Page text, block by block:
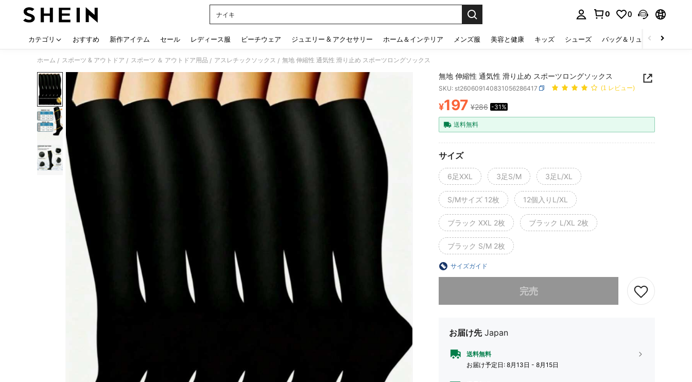
ナイキ
0 0
カテゴリ おすすめ 新作アイテム セール レディース服 ビーチウェア ジュエリー & アクセサリー ホーム＆インテリア メンズ服 美容と健康 キッズ シューズ バッグ＆リュック
ホーム / スポーツ & アウトドア / スポーツ ＆ アウトドア用品 / アスレチックソックス / 無地 伸縮性 通気性 滑り止め スポーツロングソックス
無地 伸縮性 通気性 滑り止め スポーツロングソックス
SKU: st260609140831056286417 (1 レビュー)
PRICE AND AVAILABILITY
¥197 ¥286 -31%
送料無料
サイズ
6足XXL 3足S/M 3足L/XL
S/Mサイズ 12枚 12個入りL/XL
ブラック XXL 2枚 ブラック L/XL 2枚
ブラック S/M 2枚
サイズガイド
完売
お届け先 Japan
送料無料
お届け予定日: 8月13日 - 8月15日